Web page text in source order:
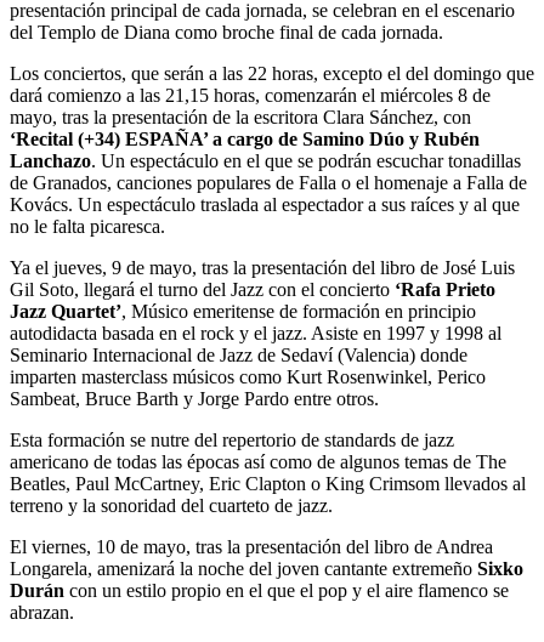
presentación principal de cada jornada, se celebran en el escenario
del Templo de Diana como broche final de cada jornada.
Los conciertos, que serán a las 22 horas, excepto el del domingo que
dará comienzo a las 21,15 horas, comenzarán el miércoles 8 de
mayo, tras la presentación de la escritora Clara Sánchez, con
‘Recital (+34) ESPAÑA’ a cargo de Samino Dúo y Rubén
Lanchazo. Un espectáculo en el que se podrán escuchar tonadillas
de Granados, canciones populares de Falla o el homenaje a Falla de
Kovács. Un espectáculo traslada al espectador a sus raíces y al que
no le falta picaresca.
Ya el jueves, 9 de mayo, tras la presentación del libro de José Luis
Gil Soto, llegará el turno del Jazz con el concierto ‘Rafa Prieto
Jazz Quartet’, Músico emeritense de formación en principio
autodidacta basada en el rock y el jazz. Asiste en 1997 y 1998 al
Seminario Internacional de Jazz de Sedaví (Valencia) donde
imparten masterclass músicos como Kurt Rosenwinkel, Perico
Sambeat, Bruce Barth y Jorge Pardo entre otros.
Esta formación se nutre del repertorio de standards de jazz
americano de todas las épocas así como de algunos temas de The
Beatles, Paul McCartney, Eric Clapton o King Crimsom llevados al
terreno y la sonoridad del cuarteto de jazz.
El viernes, 10 de mayo, tras la presentación del libro de Andrea
Longarela, amenizará la noche del joven cantante extremeño Sixko
Durán con un estilo propio en el que el pop y el aire flamenco se
abrazan.